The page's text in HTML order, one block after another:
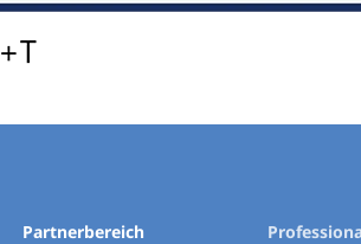
Partnerbereich